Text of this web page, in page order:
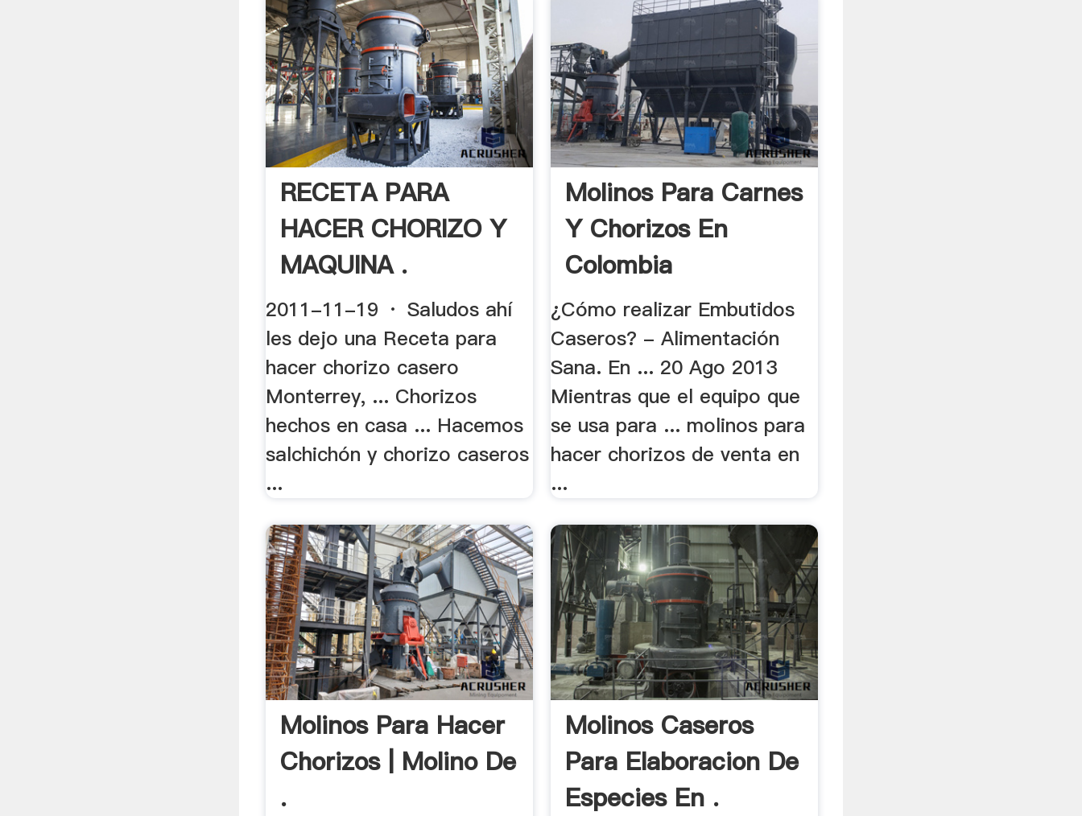
RECETA PARA
HACER CHORIZO Y
MAQUINA .
2011-11-19 · Saludos ahí
les dejo una Receta para
hacer chorizo casero
Monterrey, ... Chorizos
hechos en casa ... Hacemos
salchichón y chorizo caseros
...
Molinos Para Carnes
Y Chorizos En
Colombia
¿Cómo realizar Embutidos
Caseros? - Alimentación
Sana. En ... 20 Ago 2013
Mientras que el equipo que
se usa para ... molinos para
hacer chorizos de venta en
...
Molinos Para Hacer
Chorizos | Molino De
.
Molinos Caseros
Para Elaboracion De
Especies En .